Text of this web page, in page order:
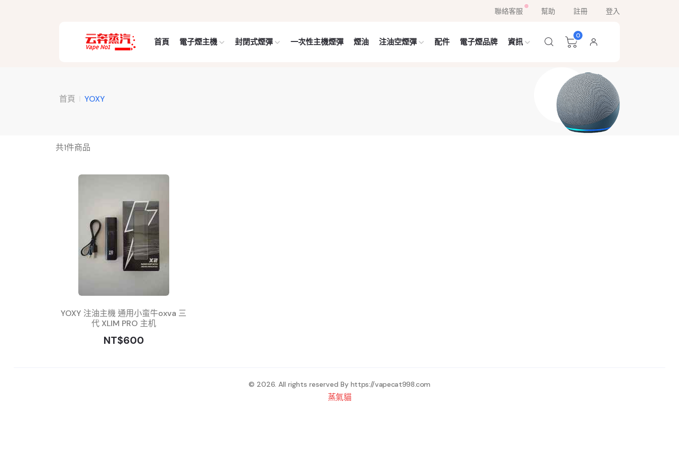
聯絡客服 幫助 註冊 登入
首頁 電子煙主機 封閉式煙彈 一次性主機煙彈 煙油 注油空煙彈 配件 電子煙品牌 資訊
0
首頁 YOXY
共1件商品
YOXY 注油主機 通用小蛮牛oxva 三
代 XLIM PRO 主机
NT$600
© 2026. All rights reserved By https://vapecat998.com
蒸氣貓